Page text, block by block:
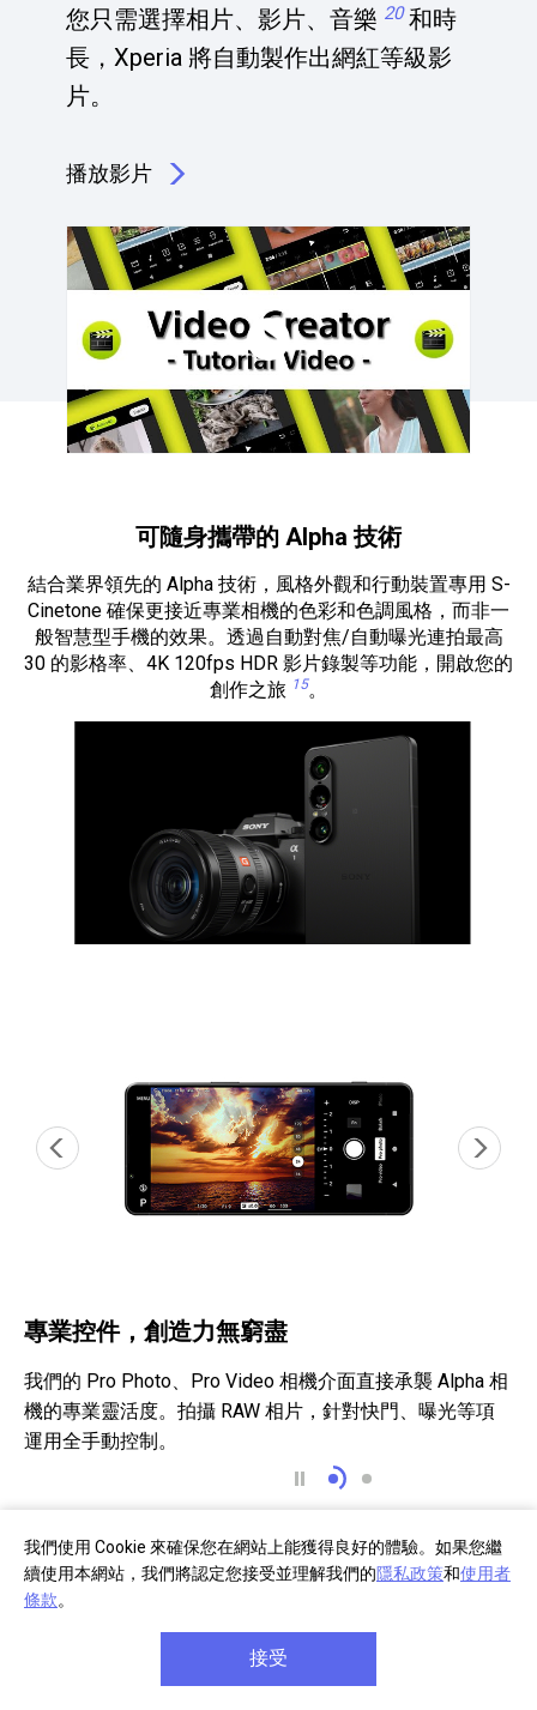
我們使用 Cookie 來確保您在網站上能獲得良好的體驗。如果您繼
續使用本網站，我們將認定您接受並理解我們的隱私政策和使用者
條款。
接受
您只需選擇相片、影片、音樂 20和時
長，Xperia 將自動製作出網紅等級影
片。
播放影片
點擊播放：一分鐘內製作令人難以置信的影片
可隨身攜帶的 Alpha 技術
結合業界領先的 Alpha 技術，風格外觀和行動裝置專用 S-
Cinetone 確保更接近專業相機的色彩和色調風格，而非一
般智慧型手機的效果。透過自動對焦/自動曝光連拍最高
30 的影格率、4K 120fps HDR 影片錄製等功能，開啟您的
創作之旅 15。
專業控件，創造力無窮
專業控件，創造力
專業控件，創造力無窮盡
我們的 Pro Photo、Pro Video 相機介面直接承襲 Alpha 相
機的專業靈活度。拍攝 RAW 相片，針對快門、曝光等項
運用全手動控制。